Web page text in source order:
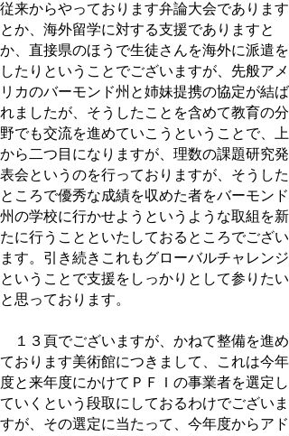
従来からやっております弁論大会であります
とか、海外留学に対する支援でありますと
か、直接県のほうで生徒さんを海外に派遣を
したりということでございますが、先般アメ
リカのバーモンド州と姉妹提携の協定が結ば
れましたが、そうしたことを含めて教育の分
野でも交流を進めていこうということで、上
から二つ目になりますが、理数の課題研究発
表会というのを行っておりますが、そうした
ところで優秀な成績を収めた者をバーモンド
州の学校に行かせようというような取組を新
たに行うことといたしておるところでござい
ます。引き続きこれもグローバルチャレンジ
ということで支援をしっかりとして参りたい
と思っております。
１３頁でございますが、かねて整備を進め
ております美術館につきまして、これは今年
度と来年度にかけてＰＦＩの事業者を選定し
ていくという段取にしておるわけでございま
すが、その選定に当たって、今年度からアド